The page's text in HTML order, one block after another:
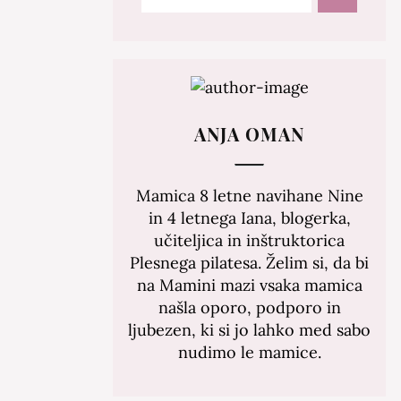
ANJA OMAN
Mamica 8 letne navihane Nine
in 4 letnega Iana, blogerka,
učiteljica in inštruktorica
Plesnega pilatesa. Želim si, da bi
na Mamini mazi vsaka mamica
našla oporo, podporo in
ljubezen, ki si jo lahko med sabo
nudimo le mamice.